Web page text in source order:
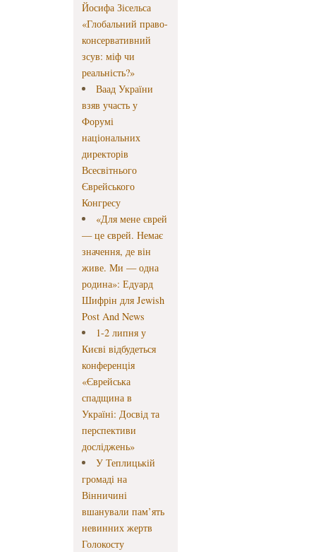
Йосифа Зісельса
«Глобальний право-
консервативний
зсув: міф чи
реальність?»
Ваад України
взяв участь у
Форумі
національних
директорів
Всесвітнього
Єврейського
Конгресу
«Для мене єврей
— це єврей. Немає
значення, де він
живе. Ми — одна
родина»: Едуард
Шифрін для Jewish
Post And News
1-2 липня у
Києві відбудеться
конференція
«Єврейська
спадщина в
Україні: Досвід та
перспективи
досліджень»
У Теплицькій
громаді на
Вінничині
вшанували пам’ять
невинних жертв
Голокосту